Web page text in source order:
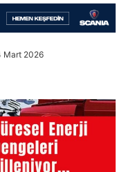
Mart 2026